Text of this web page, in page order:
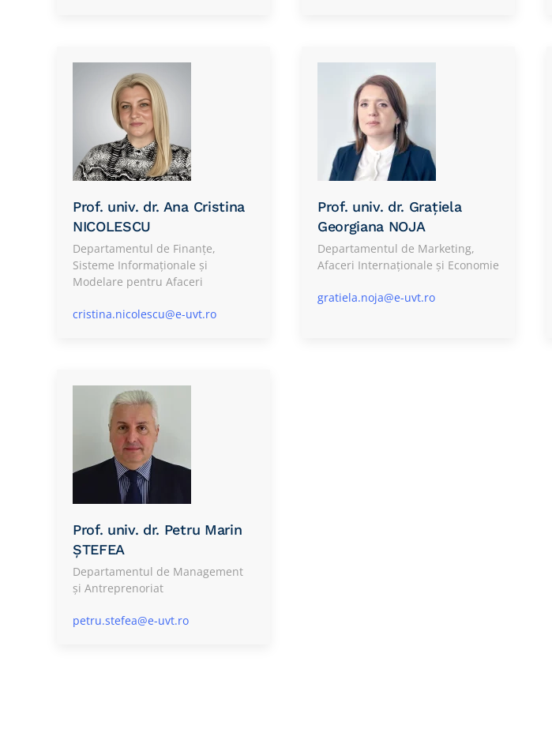
Prof. univ. dr. Ana Cristina
NICOLESCU
Departamentul de Finanțe,
Sisteme Informaționale și
Modelare pentru Afaceri
cristina.nicolescu@e-uvt.ro
Prof. univ. dr. Grațiela
Georgiana NOJA
Departamentul de Marketing,
Afaceri Internaționale și Economie
gratiela.noja@e-uvt.ro
Prof. univ. dr. Petru Marin
ȘTEFEA
Departamentul de Management
și Antreprenoriat
petru.stefea@e-uvt.ro